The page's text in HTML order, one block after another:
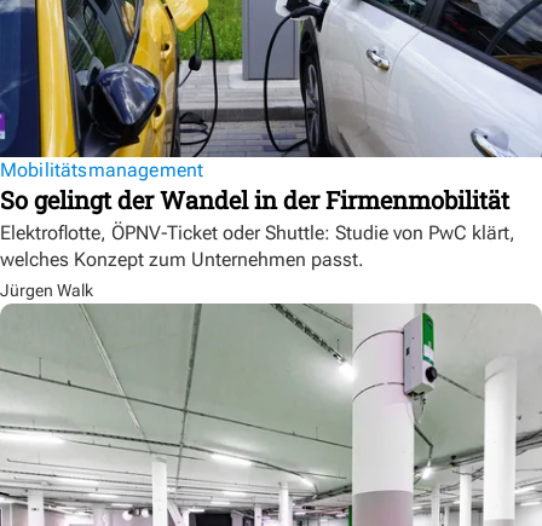
Mobilitätsmanagement
So gelingt der Wandel in der Firmenmobilität
Elektroflotte, ÖPNV-Ticket oder Shuttle: Studie von PwC klärt,
welches Konzept zum Unternehmen passt.
Jürgen Walk